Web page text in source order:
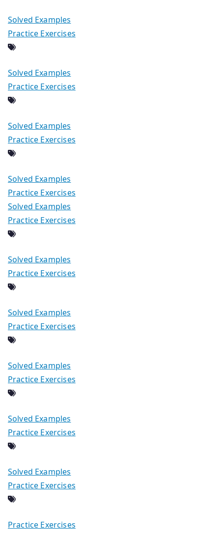
Solved Examples
Practice Exercises
Solved Examples
Practice Exercises
Solved Examples
Practice Exercises
Solved Examples
Practice Exercises
Solved Examples
Practice Exercises
Solved Examples
Practice Exercises
Solved Examples
Practice Exercises
Solved Examples
Practice Exercises
Solved Examples
Practice Exercises
Solved Examples
Practice Exercises
Practice Exercises